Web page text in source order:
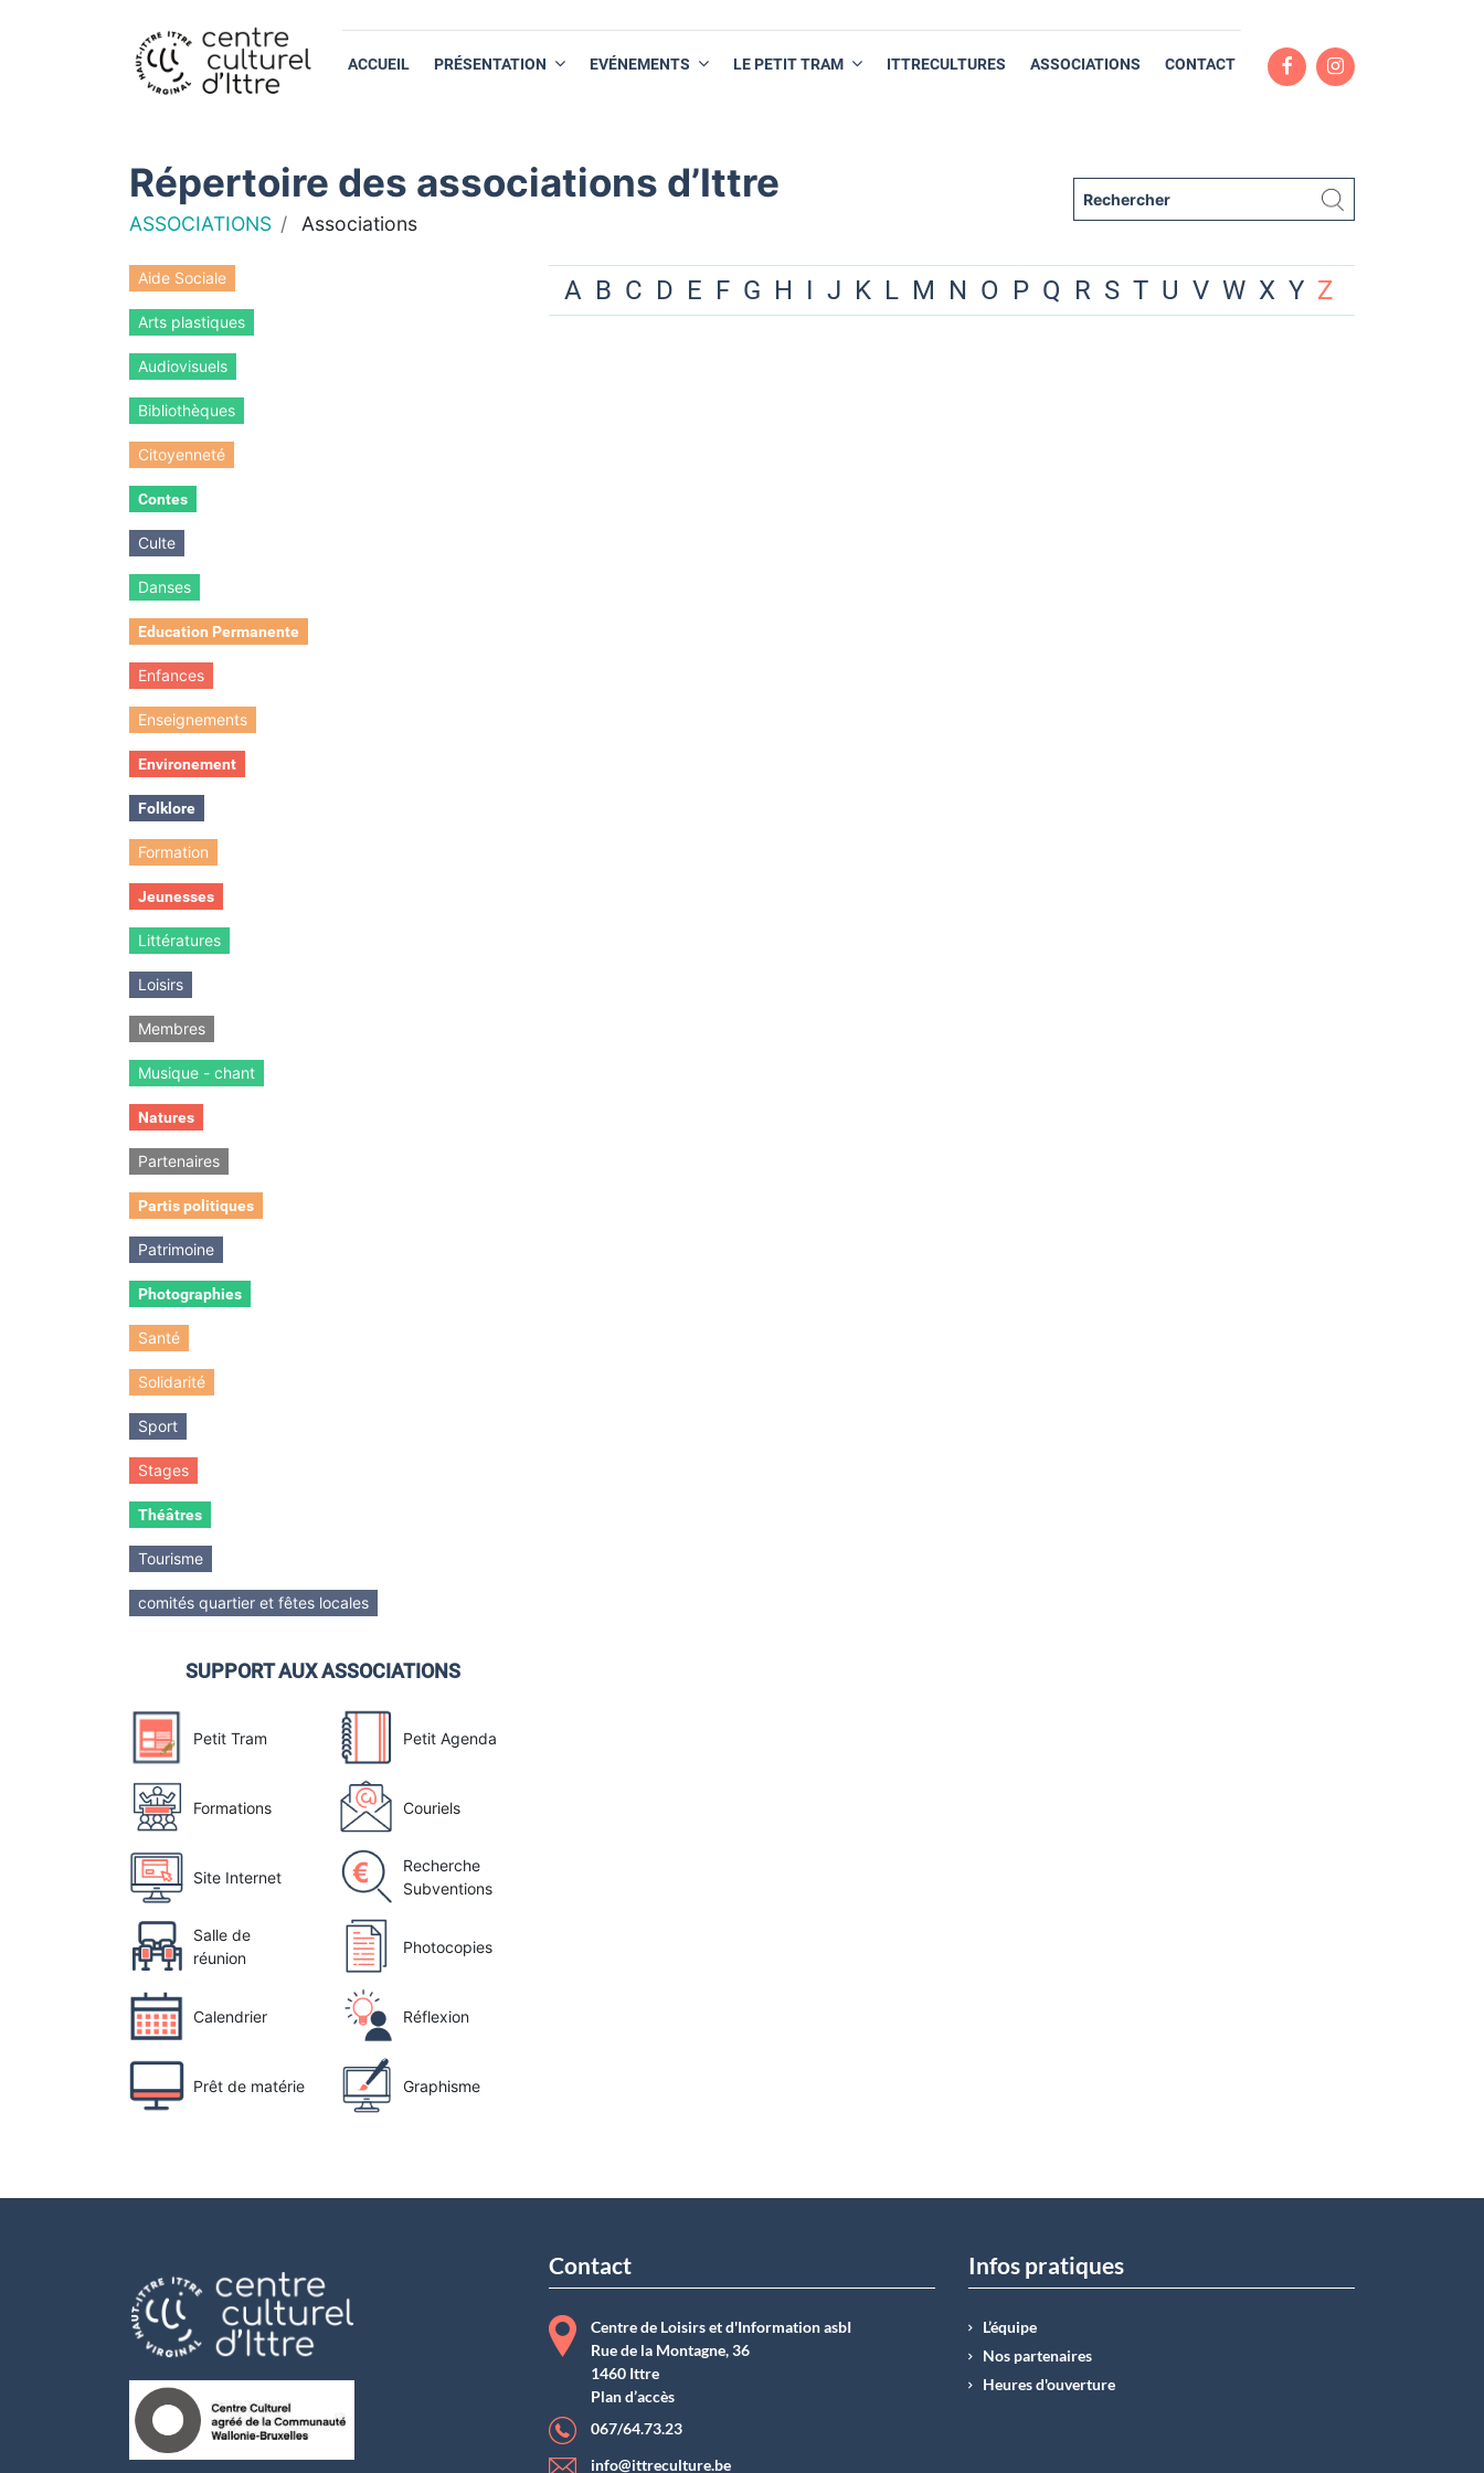
ACCUEIL PRÉSENTATION EVÉNEMENTS LE PETIT TRAM ITTRECULTURES ASSOCIATIONS CONTACT
Répertoire des associations d’Ittre
ASSOCIATIONS Associations
Aide Sociale
Arts plastiques
Audiovisuels
Bibliothèques
Citoyenneté
Contes
Culte
Danses
Education Permanente
Enfances
Enseignements
Environement
Folklore
Formation
Jeunesses
Littératures
Loisirs
Membres
Musique - chant
Natures
Partenaires
Partis politiques
Patrimoine
Photographies
Santé
Solidarité
Sport
Stages
Théâtres
Tourisme
comités quartier et fêtes locales
A B C D E F G H I J K L M N O P Q R S T U V W X Y Z
SUPPORT AUX ASSOCIATIONS
Petit Tram
Formations
Site Internet
Salle de
réunion
Calendrier
Prêt de matérie
Petit Agenda
Couriels
Recherche
Subventions
Photocopies
Réflexion
Graphisme
Contact
Centre de Loisirs et d'Information asbI
Rue de la Montagne, 36
1460 Ittre
Plan d’accès
067/64.73.23
info@ittreculture.be
Infos pratiques
L’équipe
Nos partenaires
Heures d'ouverture